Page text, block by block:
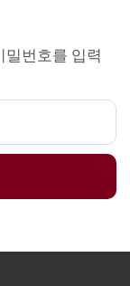
밀번호를 입력